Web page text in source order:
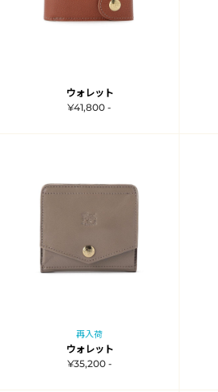
ウォレット
¥41,800 -
再入荷
ウォレット
¥35,200 -